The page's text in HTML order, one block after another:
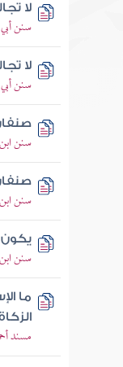
لا
سنن
لا
سنن
سنن
سنن
سنن
ما
مسند